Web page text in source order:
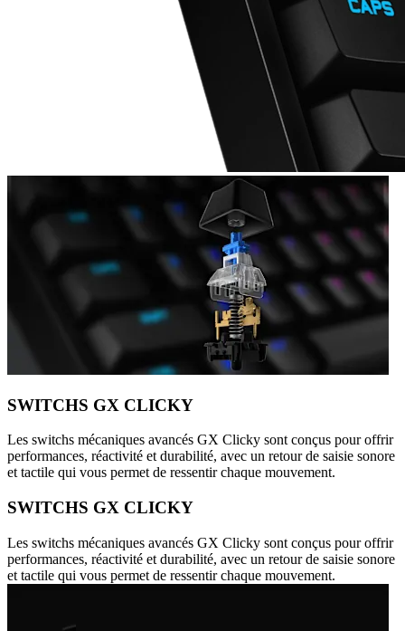
SWITCHS GX CLICKY
Les switchs mécaniques avancés GX Clicky sont conçus pour offrir
performances, réactivité et durabilité, avec un retour de saisie sonore
et tactile qui vous permet de ressentir chaque mouvement.
SWITCHS GX CLICKY
Les switchs mécaniques avancés GX Clicky sont conçus pour offrir
performances, réactivité et durabilité, avec un retour de saisie sonore
et tactile qui vous permet de ressentir chaque mouvement.